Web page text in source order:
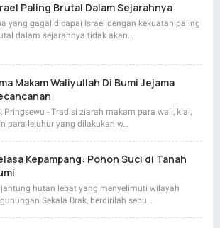
Paling Brutal Dalam Sejarahnya
yang gagal dicapai Israel dengan kekuatan paling
dalam sejarahnya tidak akan…
Makam Waliyullah Di Bumi Jejama
Pringsewu - Tradisi ziarah makam para wali, kiai,
para leluhur yang dilakukan w…
Kepampang: Pohon Suci di Tanah
jantung hutan lebat yang menyelimuti wilayah
Sekala Brak, berdirilah sebu…